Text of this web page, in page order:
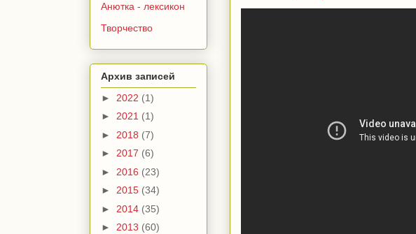
Анютка - лексикон
Творчество
Архив записей
► 2022 (1)
► 2021 (1)
► 2018 (7)
► 2017 (6)
► 2016 (23)
► 2015 (34)
► 2014 (35)
► 2013 (60)